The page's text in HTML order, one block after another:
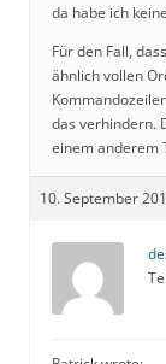
da habe ich
Für den Fall,
ähnlich vollen
das verhindern.
einem anderem
10. September